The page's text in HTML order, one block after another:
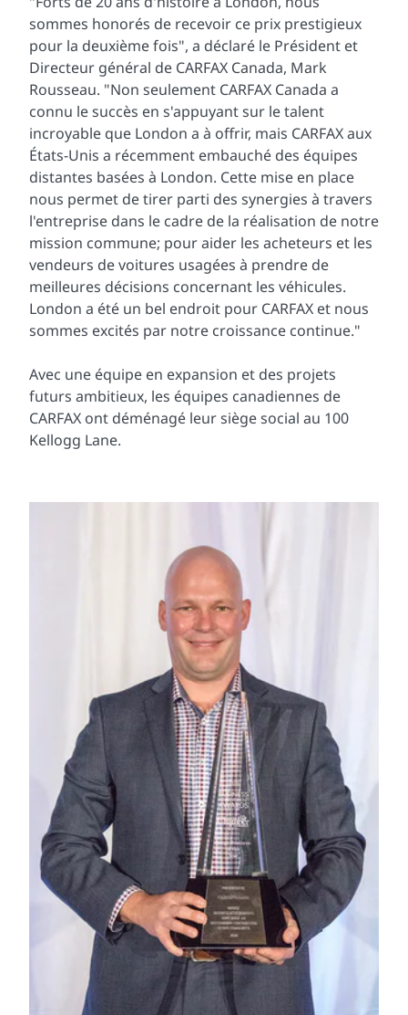
sommes honorés de recevoir ce prix prestigieux
pour la deuxième fois", a déclaré le Président et
Directeur général de CARFAX Canada, Mark
Rousseau. "Non seulement CARFAX Canada a
connu le succès en s'appuyant sur le talent
incroyable que London a à offrir, mais CARFAX aux
États-Unis a récemment embauché des équipes
distantes basées à London. Cette mise en place
nous permet de tirer parti des synergies à travers
l'entreprise dans le cadre de la réalisation de notre
mission commune; pour aider les acheteurs et les
vendeurs de voitures usagées à prendre de
meilleures décisions concernant les véhicules.
London a été un bel endroit pour CARFAX et nous
sommes excités par notre croissance continue."
Avec une équipe en expansion et des projets
futurs ambitieux, les équipes canadiennes de
CARFAX ont déménagé leur siège social au 100
Kellogg Lane.